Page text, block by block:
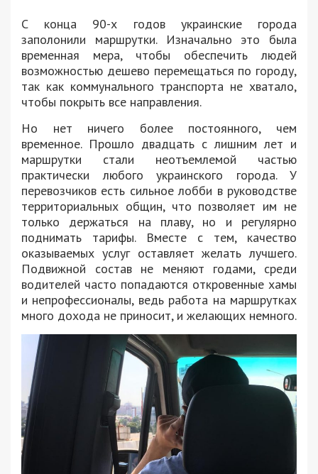
С конца 90-х годов украинские города
заполонили маршрутки. Изначально это была
временная мера, чтобы обеспечить людей
возможностью дешево перемещаться по городу,
так как коммунального транспорта не хватало,
чтобы покрыть все направления.
Но нет ничего более постоянного, чем
временное. Прошло двадцать с лишним лет и
маршрутки стали неотъемлемой частью
практически любого украинского города. У
перевозчиков есть сильное лобби в руководстве
территориальных общин, что позволяет им не
только держаться на плаву, но и регулярно
поднимать тарифы. Вместе с тем, качество
оказываемых услуг оставляет желать лучшего.
Подвижной состав не меняют годами, среди
водителей часто попадаются откровенные хамы
и непрофессионалы, ведь работа на маршрутках
много дохода не приносит, и желающих немного.